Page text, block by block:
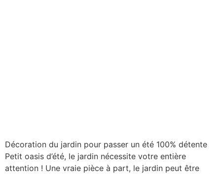
Décoration du jardin pour passer un été 100% détente
Petit oasis d’été, le jardin nécessite votre entière
attention ! Une vraie pièce à part, le jardin peut être